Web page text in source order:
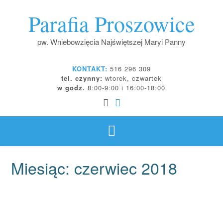
Parafia Proszowice
pw. Wniebowzięcia Najświętszej Maryi Panny
KONTAKT: 516 296 309
tel. czynny: wtorek, czwartek
w godz. 8:00-9:00 i 16:00-18:00
Miesiąc: czerwiec 2018